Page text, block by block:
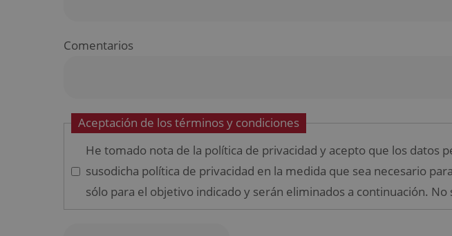
Comentarios
Aceptación de los términos y condiciones
He tomado nota de la política de privacidad y acepto que los datos
susodicha política de privacidad en la medida que sea necesario
sólo para el objetivo indicado y serán eliminados a continuación.